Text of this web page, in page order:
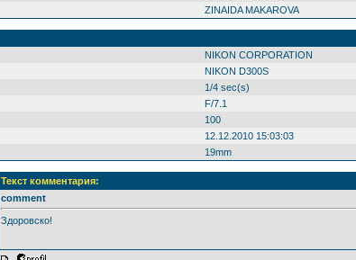
ZINAIDA MAKAROVA
NIKON CORPORATION
NIKON D300S
1/4 sec(s)
F/7.1
100
12.12.2010 15:03:03
19mm
Текст комментария:
comment
Здоровско!